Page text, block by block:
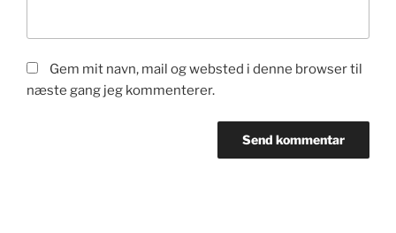
Gem mit navn, mail og websted i denne browser til
næste gang jeg kommenterer.